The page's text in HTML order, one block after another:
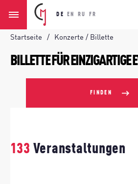
DE EN RU FR
Startseite Konzerte / Billette
BILLETTE FÜR EINZIGARTIGE
FINDEN
133 Veranstaltungen